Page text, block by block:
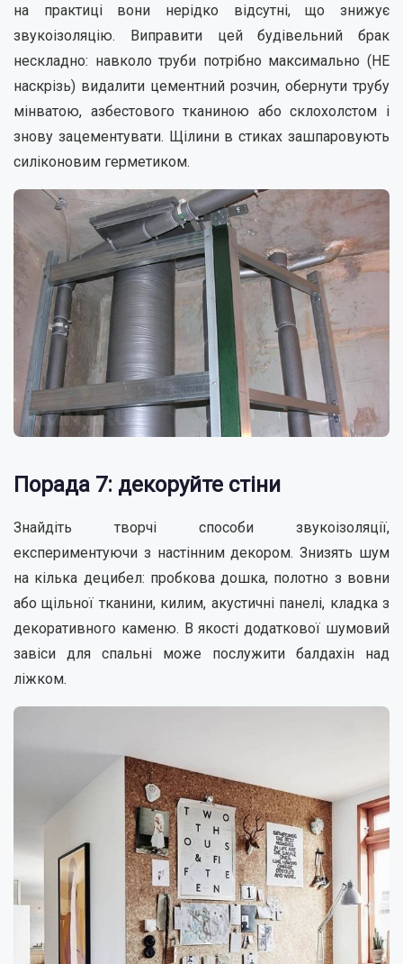
на практиці вони нерідко відсутні, що знижує
звукоізоляцію. Виправити цей будівельний брак
нескладно: навколо труби потрібно максимально (НЕ
наскрізь) видалити цементний розчин, обернути трубу
мінватою, азбестового тканиною або склохолстом і
знову зацементувати. Щілини в стиках зашпаровують
силіконовим герметиком.
Порада 7: декоруйте стіни
Знайдіть творчі способи звукоізоляції,
експериментуючи з настінним декором. Знизять шум
на кілька децибел: пробкова дошка, полотно з вовни
або щільної тканини, килим, акустичні панелі, кладка з
декоративного каменю. В якості додаткової шумовий
завіси для спальні може послужити балдахін над
ліжком.